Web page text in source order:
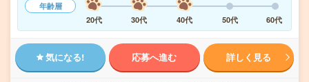
年齢層
20代
30代 40代 50代 60代
気になる! 応募へ進む 詳しく見る